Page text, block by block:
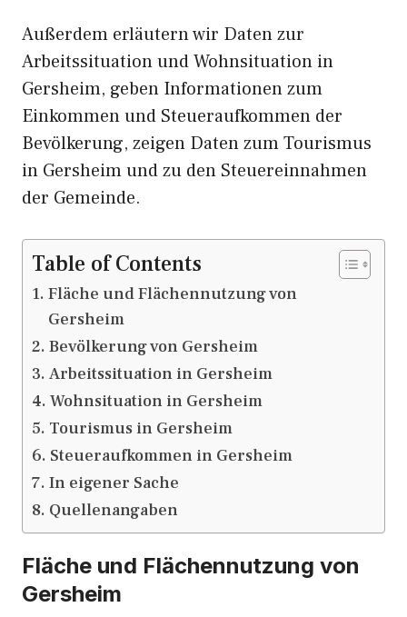
Außerdem erläutern wir Daten zur
Arbeitssituation und Wohnsituation in
Gersheim, geben Informationen zum
Einkommen und Steueraufkommen der
Bevölkerung, zeigen Daten zum Tourismus
in Gersheim und zu den Steuereinnahmen
der Gemeinde.
Table of Contents
Fläche und Flächennutzung von
Gersheim
Bevölkerung von Gersheim
Arbeitssituation in Gersheim
Wohnsituation in Gersheim
Tourismus in Gersheim
Steueraufkommen in Gersheim
In eigener Sache
Quellenangaben
Fläche und Flächennutzung von
Gersheim